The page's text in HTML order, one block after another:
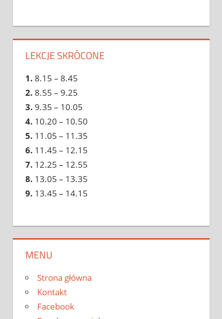
LEKCJE SKRÓCONE
1. 8.15 – 8.45
2. 8.55 – 9.25
3. 9.35 – 10.05
4. 10.20 – 10.50
5. 11.05 – 11.35
6. 11.45 – 12.15
7. 12.25 – 12.55
8. 13.05 – 13.35
9. 13.45 – 14.15
MENU
Strona główna
Kontakt
Facebook